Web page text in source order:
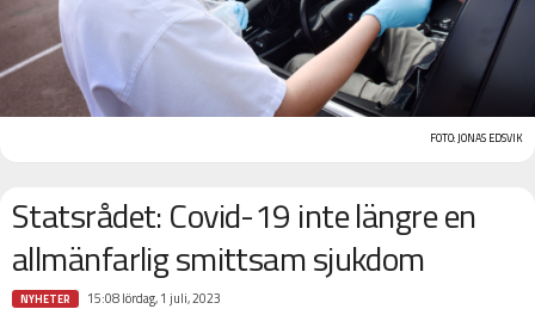
FOTO: JONAS EDSVIK
Statsrådet: Covid-19 inte längre en
allmänfarlig smittsam sjukdom
NYHETER 15:08 lördag, 1 juli, 2023